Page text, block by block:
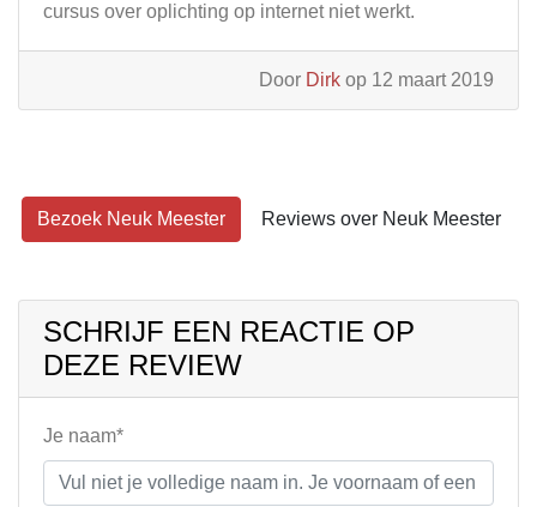
cursus over oplichting op internet niet werkt.
Door Dirk op 12 maart 2019
Bezoek Neuk Meester Reviews over Neuk Meester
SCHRIJF EEN REACTIE OP
DEZE REVIEW
Je naam*